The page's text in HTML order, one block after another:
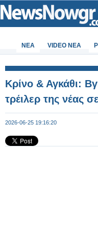
ΝΕΑ VIDEO NEA
Κρίνο & Αγκάθι:
τρέιλερ της νέας
2026-06-25 19:16:20